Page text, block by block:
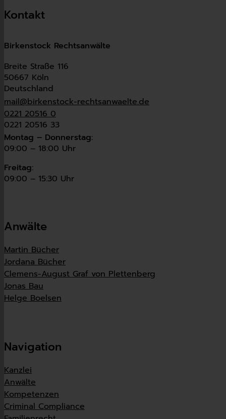
Kontakt
Birkenstock Rechtsanwälte
Breite Straße 116
50667 Köln
Deutschland
mail@birkenstock-rechtsanwaelte.de
0221 20516 0
0221 20516 33
Montag – Donnerstag:
09:00 – 18:00 Uhr
Freitag:
09:00 – 15:30 Uhr
Anwälte
Martin Bücher
Jordana Bücher
Clemens-August Graf von Plettenberg
Jonas Bau
Helge Boelsen
Navigation
Kanzlei
Anwälte
Kompetenzen
Criminal Compliance